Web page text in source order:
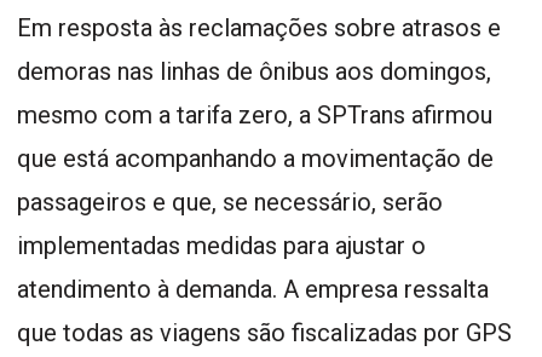
Em resposta às reclamações sobre atrasos e
demoras nas linhas de ônibus aos domingos,
mesmo com a tarifa zero, a SPTrans afirmou
que está acompanhando a movimentação de
passageiros e que, se necessário, serão
implementadas medidas para ajustar o
atendimento à demanda. A empresa ressalta
que todas as viagens são fiscalizadas por GPS